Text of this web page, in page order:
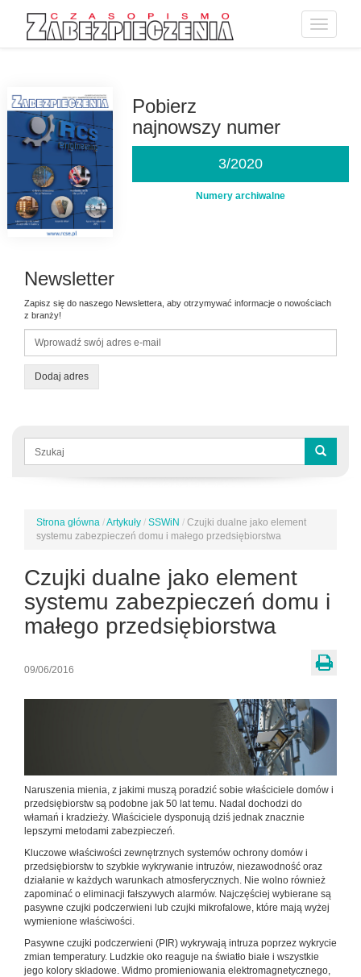
Toggle
Pobierz
najnowszy numer
3/2020
Numery archiwalne
Newsletter
Zapisz się do naszego Newslettera, aby otrzymywać informacje o nowościach
z branży!
Dodaj adres
Formularz
wyszukiwania
Jesteś
tutaj
Strona główna /Artykuły / SSWiN / Czujki dualne jako element
systemu zabezpieczeń domu i małego przedsiębiorstwa
Czujki dualne jako element
systemu zabezpieczeń domu i
małego przedsiębiorstwa
09/06/2016
Naruszenia mienia, z jakimi muszą poradzić sobie właściciele domów i
przedsiębiorstw są podobne jak 50 lat temu. Nadal dochodzi do
włamań i kradzieży. Właściciele dysponują dziś jednak znacznie
lepszymi metodami zabezpieczeń.
Kluczowe właściwości zewnętrznych systemów ochrony domów i
przedsiębiorstw to szybkie wykrywanie intruzów, niezawodność oraz
działanie w każdych warunkach atmosferycznych. Nie wolno również
zapominać o eliminacji fałszywych alarmów. Najczęściej wybierane są
pasywne czujki podczerwieni lub czujki mikrofalowe, które mają wyżej
wymienione właściwości.
Pasywne czujki podczerwieni (PIR) wykrywają intruza poprzez wykrycie
zmian temperatury. Ludzkie oko reaguje na światło białe i wszystkie
jego kolory składowe. Widmo promieniowania elektromagnetycznego,